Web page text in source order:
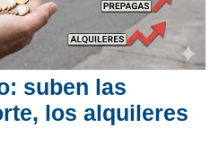
suben las
los alquileres